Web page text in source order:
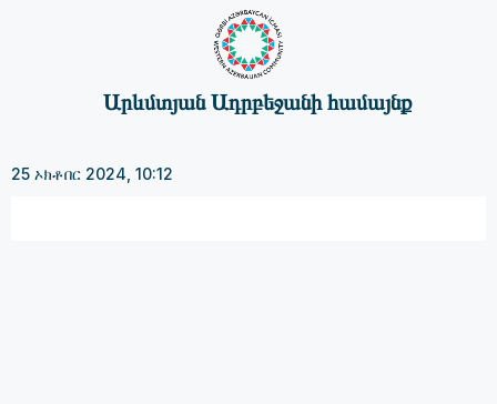
Արևմտյան Ադրբեջանի համայնք
25 ኦክቶበር 2024, 10:12